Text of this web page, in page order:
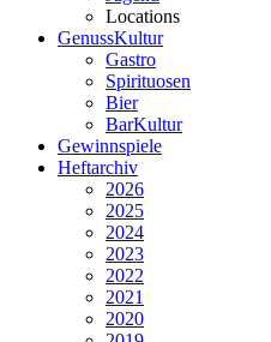
Locations
GenussKultur
Gastro
Spirituosen
Bier
BarKultur
Gewinnspiele
Heftarchiv
2026
2025
2024
2023
2022
2021
2020